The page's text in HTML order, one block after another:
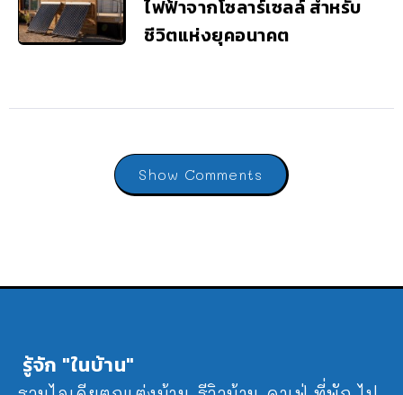
ไฟฟ้าจากโซลาร์เซลล์ สำหรับ
ชีวิตแห่งยุคอนาคต
Show Comments
รู้จัก "ในบ้าน"